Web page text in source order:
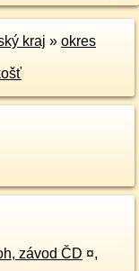
kraj » okres
závod ČD ¤,